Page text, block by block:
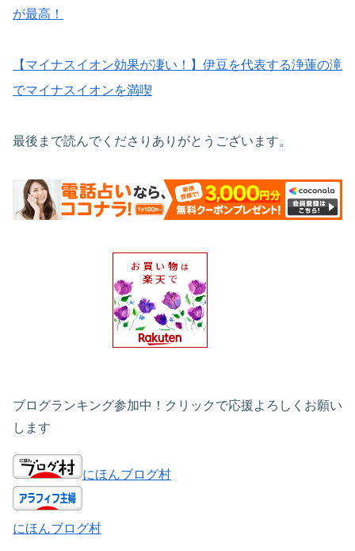
が最高！
【マイナスイオン効果が凄い！】伊豆を代表する浄蓮の滝
でマイナスイオンを満喫
最後まで読んでくださりありがとうございます。
ブログランキング参加中！クリックで応援よろしくお願い
します
にほんブログ村
にほんブログ村